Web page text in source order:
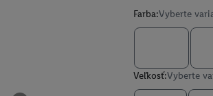
Farba:Vyberte
Veľkosť:Vyberte